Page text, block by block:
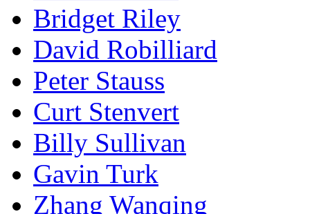
Bridget Riley
David Robilliard
Peter Stauss
Curt Stenvert
Billy Sullivan
Gavin Turk
Zhang Wanqing